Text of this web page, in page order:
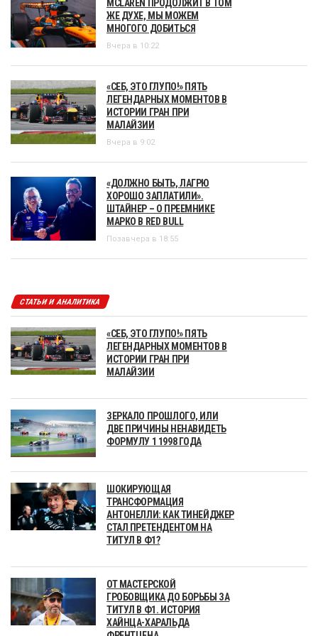
MCLAREN ПРОДОЛЖИТ В ТОМ
ЖЕ ДУХЕ, МЫ МОЖЕМ
МНОГОГО ДОБИТЬСЯ
Вчера в 10:22
«СЕБ, ЭТО ГЛУПО!» ПЯТЬ
ЛЕГЕНДАРНЫХ МОМЕНТОВ В
ИСТОРИИ ГРАН ПРИ
МАЛАЙЗИИ
Вчера в 9:02
«ДОЛЖНО БЫТЬ, ЛАГРЮ
ХОРОШО ЗАПЛАТИЛИ».
ШТАЙНЕР – О ПРЕЕМНИКЕ
МАРКО В RED BULL
Позавчера в 18:55
СТАТЬИ И АНАЛИТИКА
«СЕБ, ЭТО ГЛУПО!» ПЯТЬ
ЛЕГЕНДАРНЫХ МОМЕНТОВ В
ИСТОРИИ ГРАН ПРИ
МАЛАЙЗИИ
ЗЕРКАЛО ПРОШЛОГО, ИЛИ
ДВЕ ПРИЧИНЫ НЕНАВИДЕТЬ
ФОРМУЛУ 1 1998 ГОДА
ШОКИРУЮЩАЯ
ТРАНСФОРМАЦИЯ
АНТОНЕЛЛИ: КАК ТИНЕЙДЖЕР
СТАЛ ПРЕТЕНДЕНТОМ НА
ТИТУЛ В Ф1?
ОТ МАСТЕРСКОЙ
ГРОБОВЩИКА ДО БОРЬБЫ ЗА
ТИТУЛ В Ф1. ИСТОРИЯ
ХАЙНЦА-ХАРАЛЬДА